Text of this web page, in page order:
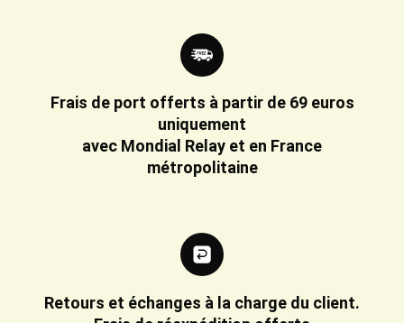
Frais de port offerts à partir de 69 euros
uniquement
avec Mondial Relay et en France
métropolitaine
Retours et échanges à la charge du client.